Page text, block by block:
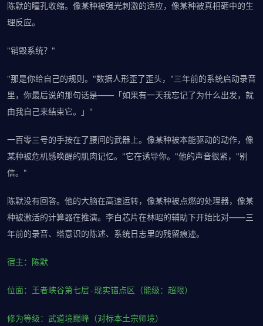
陈默的瞳孔收缩。像某种被强光刺激的适应，像某种被真相砸中的生
理反应。
"销毁系统？"
"那是你给自己的规则。"数据人形歪了歪头，"三年前的系统启动录音
里，你最后说的那句话是——「如果有一天我忘记了为什么出发，就
由我自己来结束它。」"
一百零三号的手按在了腰间的武器上。像某种被本能驱动的动作，像
某种被危机感唤醒的肌肉记忆。"它在诱导你。"他的声音很紧，"别
信。"
陈默没有回答。他的大脑在高速运转，像某种被点燃的处理器，像某
种被激活的计算器在推演。李白芯片在林昭的辅助下开始比对——三
年前的录音、塔意识的陈述、系统日志里的残留痕迹。
宿主：陈默
位面：王者峡谷第七层-现实锚点区（能级：超限）
修为等级：武道境巅峰（对标本土宗师境）